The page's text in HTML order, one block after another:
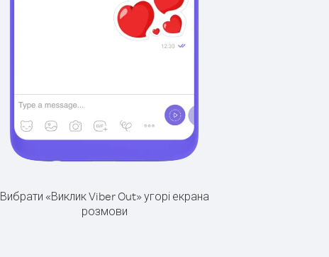
Вибрати «Виклик Viber Out» угорі екрана
розмови